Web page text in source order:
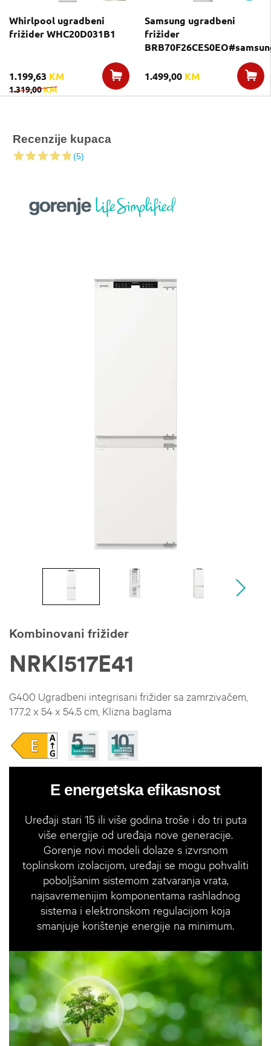
Whirlpool ugradbeni
frižider WHC20D031B1
1.199,63 KM
1.319,00KM
Samsung ugradbeni
frižider
1.499,00 KM
Recenzije kupaca
(5)
Kombinovani frižider
NRKI517E41
G400 Ugradbeni integrisani frižider sa zamrzivačem,
177.2 x 54 x 54.5 cm, Klizna baglama
E energetska efikasnost
Uređaji stari 15 ili više godina troše i do tri puta
više energije od uređaja nove generacije.
Gorenje novi modeli dolaze s izvrsnom
toplinskom izolacijom, uređaji se mogu pohvaliti
poboljšanim sistemom zatvaranja vrata,
najsavremenijim komponentama rashladnog
sistema i elektronskom regulacijom koja
smanjuje korištenje energije na minimum.